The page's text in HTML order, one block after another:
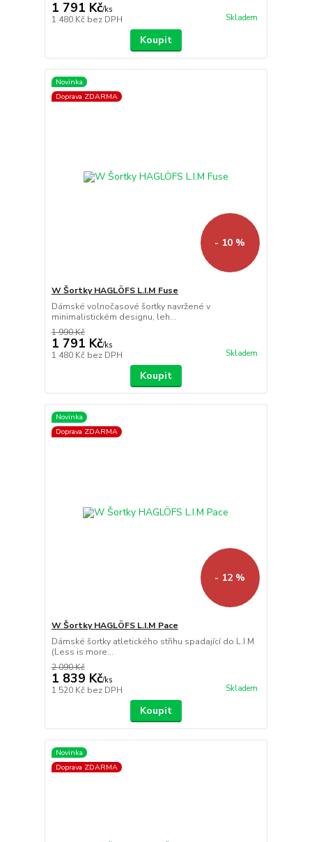
1 791 Kč/ks
1 480 Kč bez DPH Skladem
Koupit
Novinka
Doprava ZDARMA
- 10 %
W Šortky HAGLÖFS L.I.M Fuse
Dámské volnočasové šortky navržené v
minimalistickém designu, leh...
1 990 Kč
1 791 Kč/ks
1 480 Kč bez DPH Skladem
Koupit
Novinka
Doprava ZDARMA
- 12 %
W Šortky HAGLÖFS L.I.M Pace
Dámské šortky atletického střihu spadající do L.I.M
(Less is more...
2 090 Kč
1 839 Kč/ks
1 520 Kč bez DPH Skladem
Koupit
Novinka
Doprava ZDARMA